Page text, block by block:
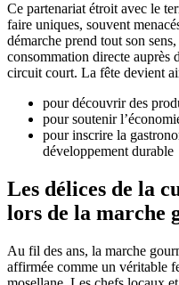
Ce partenariat étroit avec le
faire uniques, souvent
démarche prend tout son
consommation directe auprès
circuit court. La fête devient
pour découvrir des
pour soutenir
pour inscrire la
développement durable
Les délices de la
lors de la marche
Au fil des ans, la marche
affirmée comme un véritable